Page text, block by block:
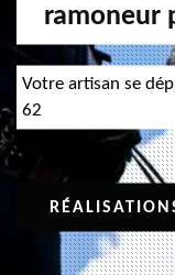
ramoneur
Votre artisan se
62